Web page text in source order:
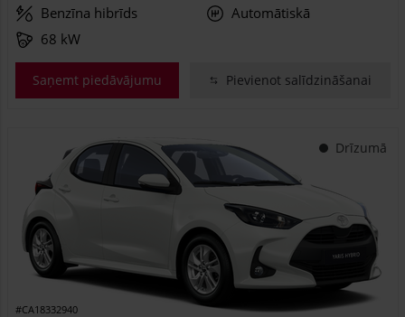
Benzīna hibrīds
Automātiskā
68 kW
Saņemt piedāvājumu Pievienot salīdzināšanai
Drīzumā
#CA18332940